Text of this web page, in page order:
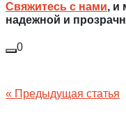
Свяжитесь с нами, и
надежной и
0
Навигация
« Предыдущая статья